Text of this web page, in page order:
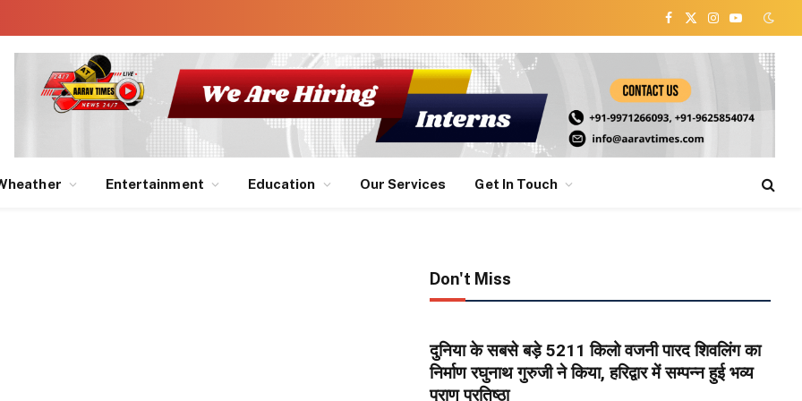
Facebook
X
Instagram
YouTube
Entertainment Education Our Services Get In Touch
Don't Miss
दुनिया के सबसे बड़े 5211 किलो वजनी पारद शिवलिंग का
निर्माण रघुनाथ गुरुजी ने किया, हरिद्वार में सम्पन्न हुई भव्य
प्राण प्रतिष्ठा